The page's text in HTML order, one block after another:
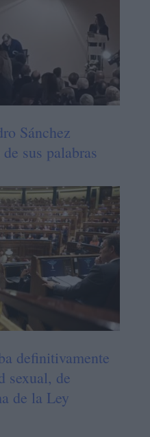
Sánchez
sus palabras
definitivamente
sexual, de
de la Ley